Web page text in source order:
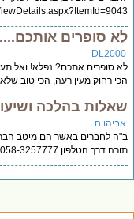
סופרים אותכם....
סופרים אתכם? נפלא! ואל
רחוק מעין רעה, הכי טוב שלא
בהלכה
ח
לחברים באשר הם מיטב
הטלפון 058-3257777 ניתן לשמוע שיעורי תורה און ליין מ- מוס